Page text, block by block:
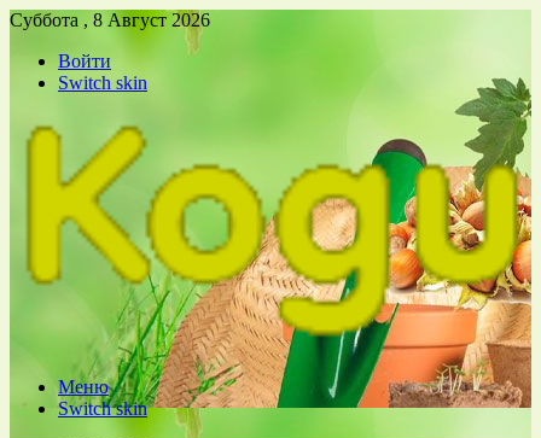
Суббота , 8 Август 2026
Войти
Switch skin
Меню
Switch skin